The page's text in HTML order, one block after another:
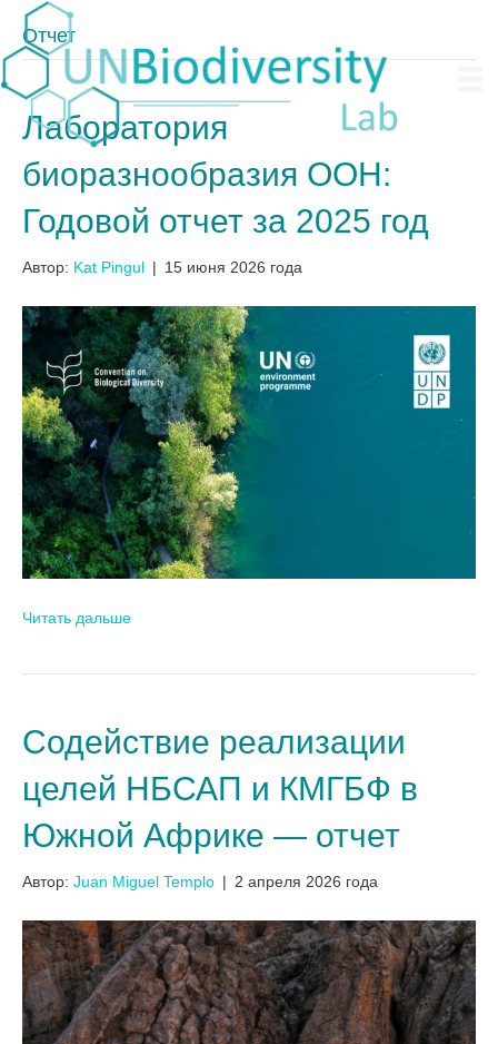
Отчет
Лаборатория
биоразнообразия ООН:
Годовой отчет за 2025 год
Автор: Kat Pingul | 15 июня 2026 года
Читать дальше
Содействие реализации
целей НБСАП и КМГБФ в
Южной Африке — отчет
Автор: Juan Miguel Templo | 2 апреля 2026 года